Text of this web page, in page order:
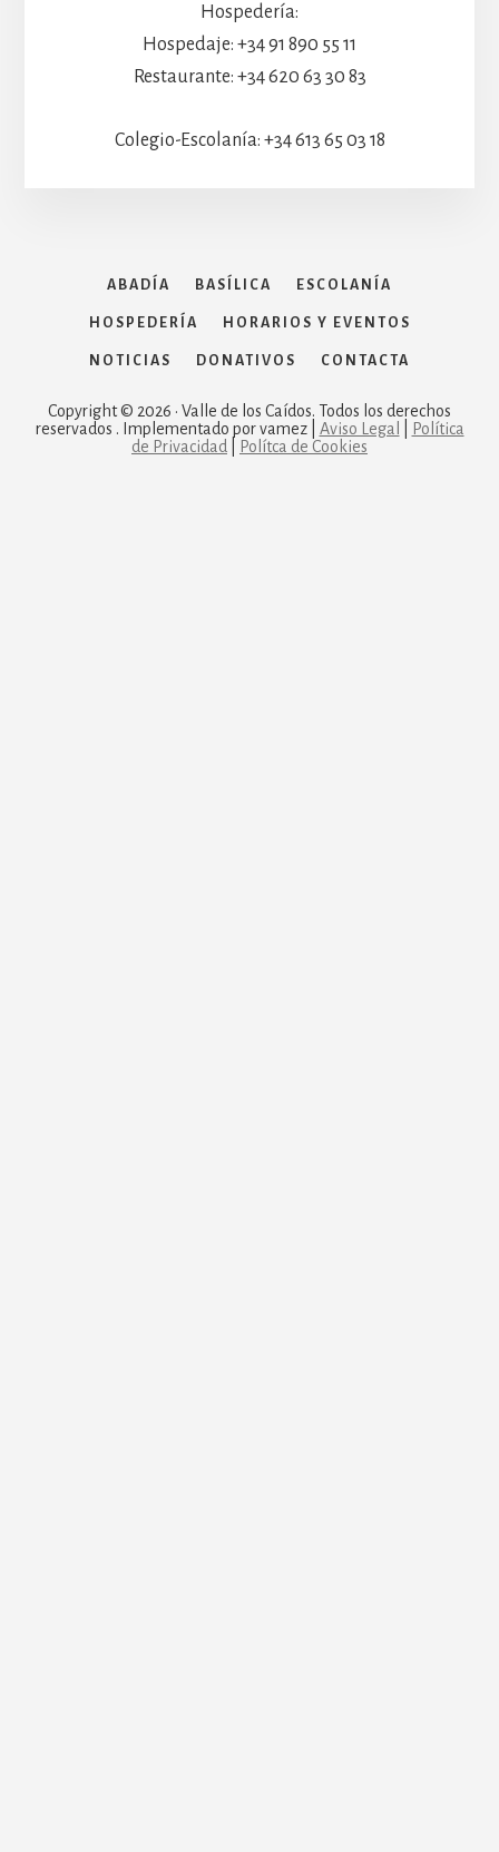
Hospedería:
Hospedaje: +34 91 890 55 11
Restaurante: +34 620 63 30 83
Colegio-Escolanía: +34 613 65 03 18
ABADÍA BASÍLICA ESCOLANÍA
HOSPEDERÍA HORARIOS Y EVENTOS
NOTICIAS DONATIVOS CONTACTA
Copyright © 2026 · Valle de los Caídos. Todos los derechos
reservados . Implementado por vamez | Aviso Legal
Política
de Privacidad
Polítca de Cookies